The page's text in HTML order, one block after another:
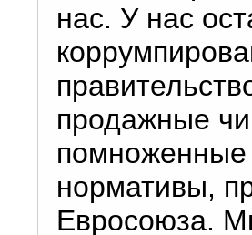
нас. У нас
продажные
помноженные
нормативы,
Евросоюза.